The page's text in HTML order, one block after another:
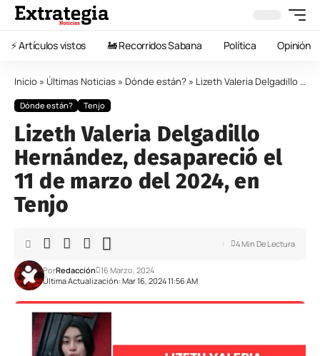
⚡️ Artículos vistos 🚂 Recorridos Sabana Política Opinión
Inicio » Últimas Noticias » Dónde están? » Lizeth Valeria Delgadillo Hernández, desapareció el 11 de marzo del 2024, en Tenjo
Dónde están? Tenjo
Lizeth Valeria Delgadillo
Hernández, desapareció el
11 de marzo del 2024, en
Tenjo
Última Actualización: Mar 16, 2024 11:56 AM
PorRedacción 16 Marzo, 2024
4 Min De Lectura